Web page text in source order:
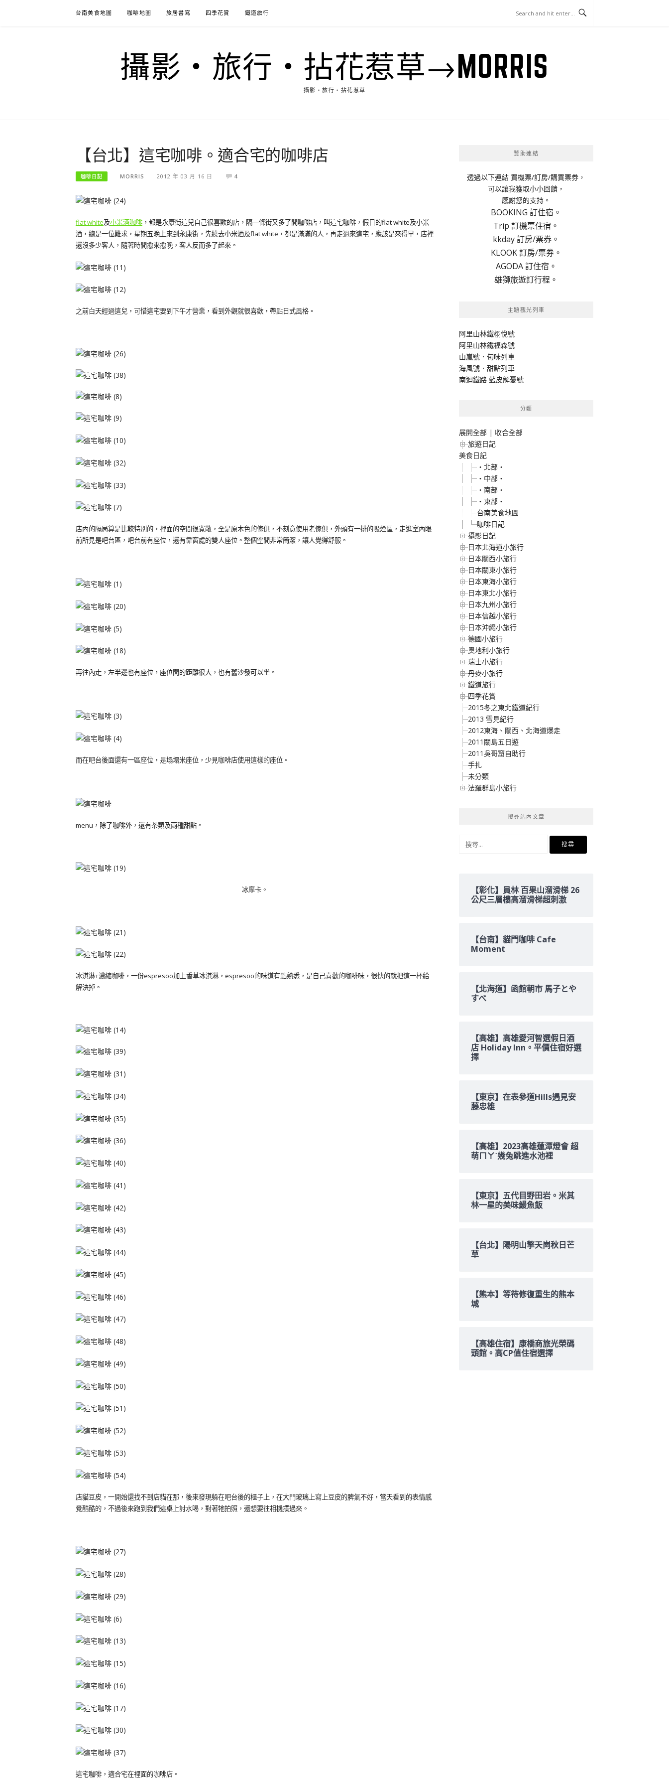
台南美食地圖 咖啡地圖 旅居書寫 四季花賞 鐵道旅行
攝影‧旅行‧拈花惹草→MORRIS
攝影‧旅行‧拈花惹草
【台北】這宅咖啡。適合宅的咖啡店
咖啡日記 MORRIS 2012 年 03 月 16 日 4
flat white及小米酒咖啡 ，都是永康街這兒自己很喜歡的店，隔一條街又多了間咖啡店，叫這宅咖啡，假日的flat white及小米
酒，總是一位難求，星期五晚上來到永康街，先繞去小米酒及flat white，都是滿滿的人，再走過來這宅，應該是來得早，店裡
還沒多少客人，隨著時間愈來愈晚，客人反而多了起來。
之前白天經過這兒，可惜這宅要到下午才營業，看到外觀就很喜歡，帶點日式風格。
店內的隔局算是比較特別的，裡面的空間很寬敞，全是原木色的傢俱，不刻意使用老傢俱，外頭有一排的吸煙區，走進室內眼
前所見是吧台區，吧台前有座位，還有靠窗處的雙人座位。整個空間非常簡潔，讓人覺得舒服。
再往內走，左半邊也有座位，座位間的距離很大，也有舊沙發可以坐。
而在吧台後面還有一區座位，是塌塌米座位，少見咖啡店使用這樣的座位。
menu，除了咖啡外，還有茶類及兩種甜點。
冰摩卡。
冰淇淋+濃縮咖啡，一份espresoo加上香草冰淇淋，espresoo的味道有點熟悉，是自己喜歡的咖啡味，很快的就把這一杯給
解決掉。
店貓豆皮，一開始還找不到店貓在那，後來發現躲在吧台後的櫃子上，在大門玻璃上寫上豆皮的脾氣不好，當天看到的表情感
覺酷酷的，不過後來跑到我們這桌上討水喝，對著牠拍照，還想要往相機撲過來。
這宅咖啡，適合宅在裡面的咖啡店。
贊助連結
透過以下連結 買機票/訂房/購買票券，
可以讓我獲取小小回饋，
感謝您的支持。
BOOKING 訂住宿。
Trip 訂機票住宿。
kkday 訂房/票券。
KLOOK 訂房/票券。
AGODA 訂住宿。
雄獅旅遊訂行程。
主題觀光列車
阿里山林鐵栩悅號
阿里山林鐵福森號
山嵐號．旬味列車
海風號．甜點列車
南迴鐵路 藍皮解憂號
分類
展開全部 | 收合全部
旅遊日記
美食日記
‧北部‧
‧中部‧
‧南部‧
‧東部‧
台南美食地圖
咖啡日記
攝影日記
日本北海道小旅行
日本關西小旅行
日本關東小旅行
日本東海小旅行
日本東北小旅行
日本九州小旅行
日本信越小旅行
日本沖繩小旅行
德國小旅行
奧地利小旅行
瑞士小旅行
丹麥小旅行
鐵道旅行
四季花賞
2015冬之東北鐵道紀行
2013 雪見紀行
2012東海、關西、北海道爆走
2011關島五日遊
2011吳哥窟自助行
手扎
未分類
法羅群島小旅行
搜尋站內文章
【彰化】員林 百果山溜滑梯 26
公尺三層樓高溜滑梯超刺激
【台南】貓門咖啡 Cafe
Moment
【北海道】函館朝市 馬子とや
すべ
【高雄】高雄愛河智選假日酒
店 Holiday Inn。平價住宿好選
擇
【東京】在表參道Hills遇見安
藤忠雄
【高雄】2023高雄蓮潭燈會 超
萌ㄇㄚˊ幾兔跳進水池裡
【東京】五代目野田岩。米其
林一星的美味鰻魚飯
【台北】陽明山擎天崗秋日芒
草
【熊本】等待修復重生的熊本
城
【高雄住宿】康橋商旅光榮碼
頭館。高CP值住宿選擇